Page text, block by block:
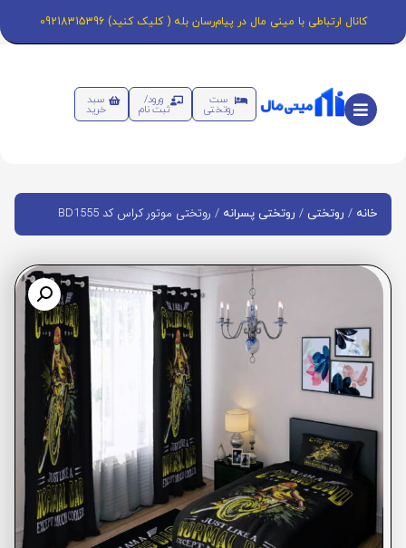
کانال ارتباطی با مینی مال در پیام‌رسان بله ( کلیک کنید) 09218315396
ست
روتختی
ورود/
ثبت نام
سبد
خرید
خانه / روتختی / روتختی پسرانه / روتختی موتور کراس کد BD1555